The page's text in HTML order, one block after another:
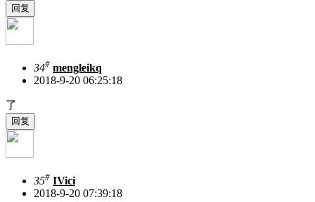
34# mengleikq
2018-9-20 06:25:18
了
35# IVici
2018-9-20 07:39:18